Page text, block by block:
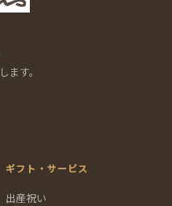
す。
ギフト・サービス
出産祝い